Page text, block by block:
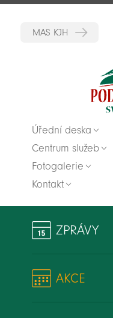
Úřední deska
Centrum služeb
Fotogalerie
Kontakt
ZPRÁVY
AKCE